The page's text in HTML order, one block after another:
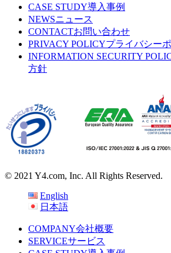
CASE STUDY導入事例
NEWSニュース
CONTACTお問い合わせ
PRIVACY POLICYプライバシー
INFORMATION SECURITY
方針
© 2021 Y4.com, Inc. All Rights Reserved.
English
日本語
COMPANY会社概要
SERVICEサービス